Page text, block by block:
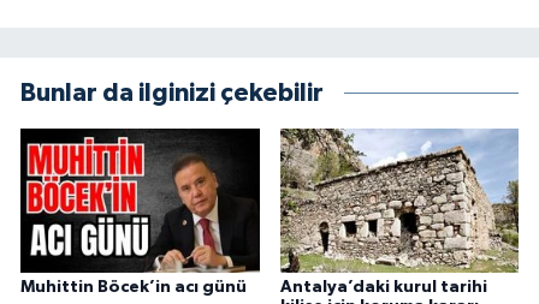
Bunlar da ilginizi çekebilir
Muhittin Böcek’in acı günü
Antalya’daki kurul tarihi